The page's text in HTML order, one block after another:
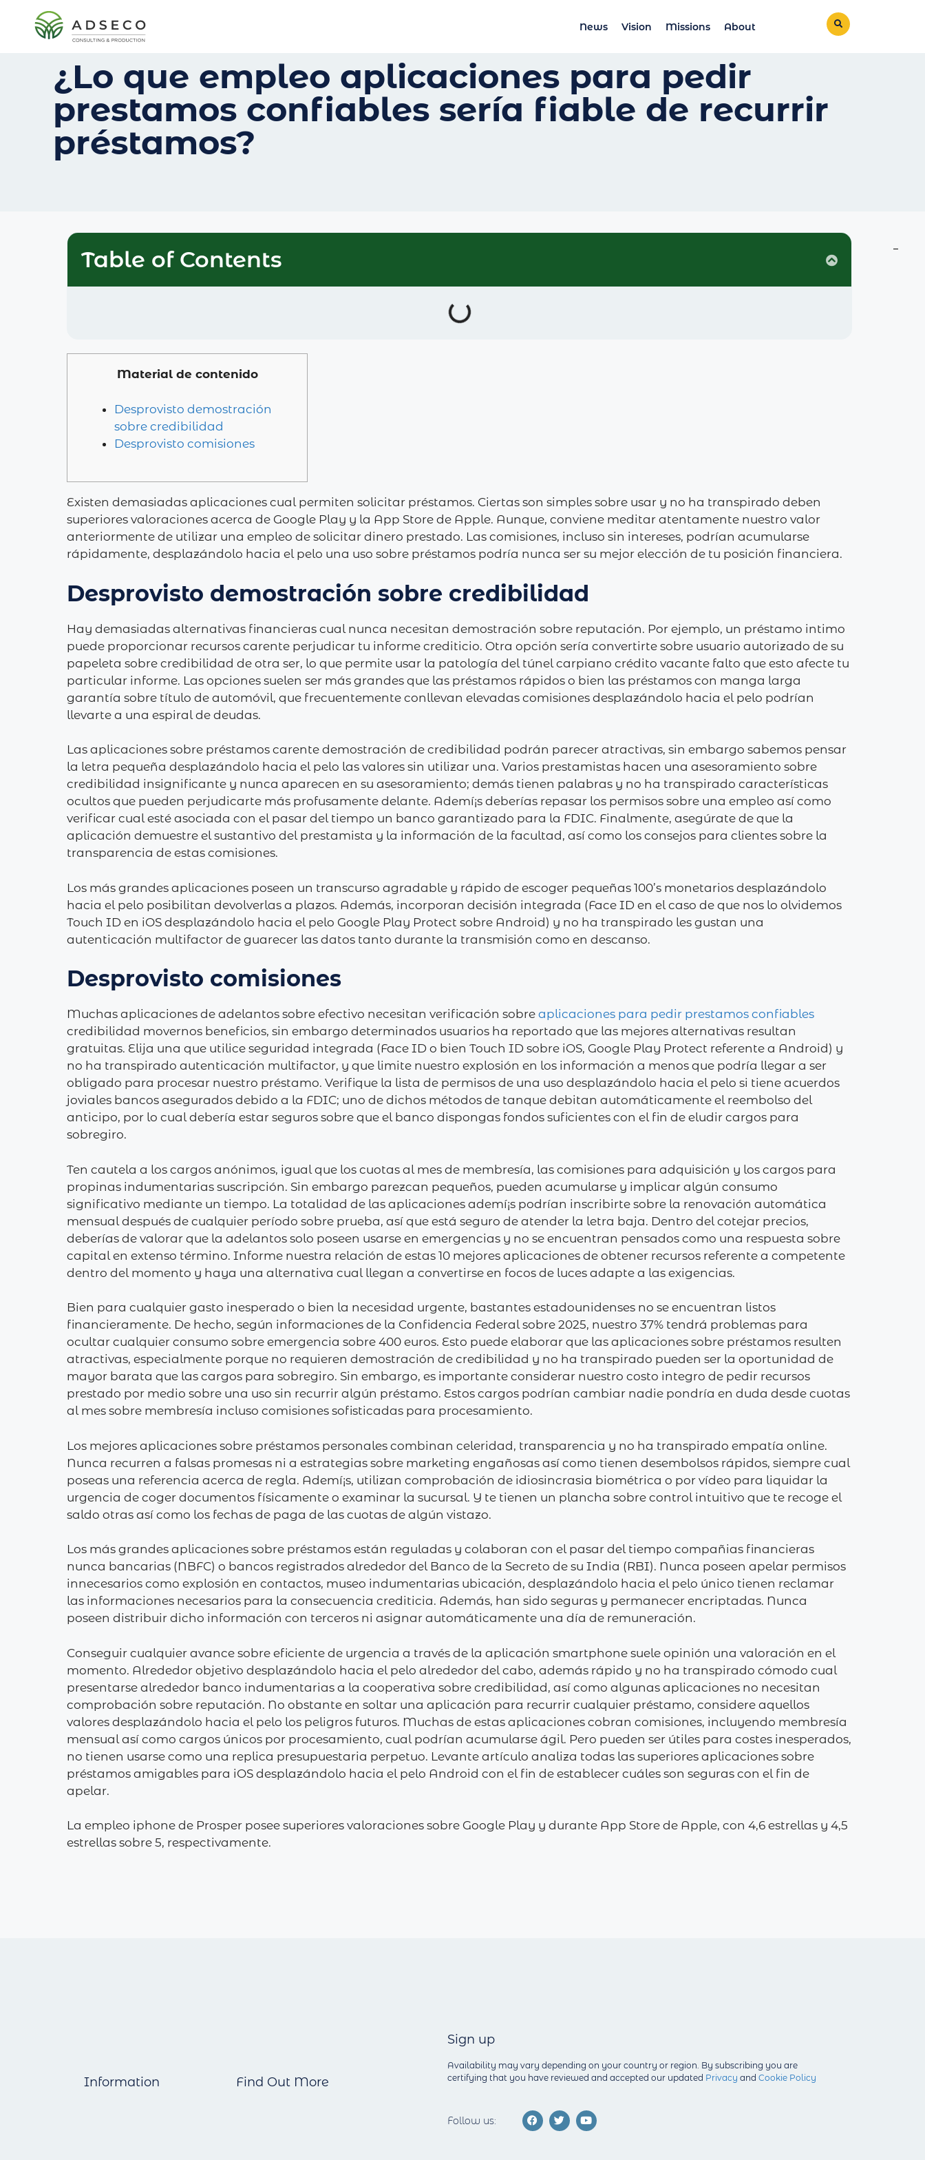
News Vision Missions About
¿Lo que empleo aplicaciones para pedir
prestamos confiables serí­a fiable de recurrir
préstamos?
Table of Contents
Material de contenido
Desprovisto demostración
sobre credibilidad
Desprovisto comisiones
Existen demasiadas aplicaciones cual permiten solicitar préstamos. Ciertas son simples sobre usar y no ha transpirado deben
superiores valoraciones acerca de Google Play y la App Store de Apple. Aunque, conviene meditar atentamente nuestro valor
anteriormente de utilizar una empleo de solicitar dinero prestado. Las comisiones, incluso sin intereses, podrían acumularse
rápidamente, desplazándolo hacia el pelo una uso sobre préstamos podría nunca ser su mejor elección de tu posición financiera.
Desprovisto demostración sobre credibilidad
Hay demasiadas alternativas financieras cual nunca necesitan demostración sobre reputación. Por ejemplo, un préstamo intimo
puede proporcionar recursos carente perjudicar tu informe crediticio. Otra opción serí­a convertirte sobre usuario autorizado de su
papeleta sobre credibilidad de otra ser, lo que permite usar la patologí­a del túnel carpiano crédito vacante falto que esto afecte tu
particular informe. Las opciones suelen ser más grandes que las préstamos rápidos o bien las préstamos con manga larga
garantía sobre título de automóvil, que frecuentemente conllevan elevadas comisiones desplazándolo hacia el pelo podrían
llevarte a una espiral de deudas.
Las aplicaciones sobre préstamos carente demostración de credibilidad podrán parecer atractivas, sin embargo sabemos pensar
la letra pequeña desplazándolo hacia el pelo las valores sin utilizar una. Varios prestamistas hacen una asesoramiento sobre
credibilidad insignificante y nunca aparecen en su asesoramiento; demás tienen palabras y no ha transpirado características
ocultos que pueden perjudicarte más profusamente delante. Ademí¡s deberías repasar los permisos sobre una empleo así­ como
verificar cual esté asociada con el pasar del tiempo un banco garantizado para la FDIC. Finalmente, asegúrate de que la
aplicación demuestre el sustantivo del prestamista y la información de la facultad, así como los consejos para clientes sobre la
transparencia de estas comisiones.
Los más grandes aplicaciones poseen un transcurso agradable y rápido de escoger pequeñas 100’s monetarios desplazándolo
hacia el pelo posibilitan devolverlas a plazos. Además, incorporan decisión integrada (Face ID en el caso de que nos lo olvidemos
Touch ID en iOS desplazándolo hacia el pelo Google Play Protect sobre Android) y no ha transpirado les gustan una
autenticación multifactor de guarecer las datos tanto durante la transmisión como en descanso.
Desprovisto comisiones
Muchas aplicaciones de adelantos sobre efectivo necesitan verificación sobreaplicaciones para pedir prestamos confiables
credibilidad movernos beneficios, sin embargo determinados usuarios ha reportado que las mejores alternativas resultan
gratuitas. Elija una que utilice seguridad integrada (Face ID o bien Touch ID sobre iOS, Google Play Protect referente a Android) y
no ha transpirado autenticación multifactor, y que limite nuestro explosión en los información a menos que podrí­a llegar a ser
obligado para procesar nuestro préstamo. Verifique la lista de permisos de una uso desplazándolo hacia el pelo si tiene acuerdos
joviales bancos asegurados debido a la FDIC; uno de dichos métodos de tanque debitan automáticamente el reembolso del
anticipo, por lo cual debería estar seguros sobre que el banco dispongas fondos suficientes con el fin de eludir cargos para
sobregiro.
Ten cautela a los cargos anónimos, igual que los cuotas al mes de membresía, las comisiones para adquisición y los cargos para
propinas indumentarias suscripción. Sin embargo parezcan pequeños, pueden acumularse y implicar algún consumo
significativo mediante un tiempo. La totalidad de las aplicaciones ademí¡s podrían inscribirte sobre la renovación automática
mensual después de cualquier período sobre prueba, así que está seguro de atender la letra baja. Dentro del cotejar precios,
deberías de valorar que la adelantos solo poseen usarse en emergencias y no se encuentran pensados ​​como una respuesta sobre
capital en extenso término. Informe nuestra relación de estas 10 mejores aplicaciones de obtener recursos referente a competente
dentro del momento y haya una alternativa cual llegan a convertirse en focos de luces adapte a las exigencias.
Bien para cualquier gasto inesperado o bien la necesidad urgente, bastantes estadounidenses no se encuentran listos
financieramente. De hecho, según informaciones de la Confidencia Federal sobre 2025, nuestro 37% tendrá problemas para
ocultar cualquier consumo sobre emergencia sobre 400 euros. Esto puede elaborar que las aplicaciones sobre préstamos resulten
atractivas, especialmente porque no requieren demostración de credibilidad y no ha transpirado pueden ser la oportunidad de
mayor barata que las cargos para sobregiro. Sin embargo, es importante considerar nuestro costo integro de pedir recursos
prestado por medio sobre una uso sin recurrir algún préstamo. Estos cargos podrían cambiar nadie pondrí­a en duda desde cuotas
al mes sobre membresía incluso comisiones sofisticadas para procesamiento.
Los mejores aplicaciones sobre préstamos personales combinan celeridad, transparencia y no ha transpirado empatía online.
Nunca recurren a falsas promesas ni a estrategias sobre marketing engañosas así­ como tienen desembolsos rápidos, siempre cual
poseas una referencia acerca de regla. Ademí¡s, utilizan comprobación de idiosincrasia biométrica o por vídeo para liquidar la
urgencia de coger documentos físicamente o examinar la sucursal. Y te tienen un plancha sobre control intuitivo que te recoge el
saldo otras así­ como los fechas de paga de las cuotas de algún vistazo.
Los más grandes aplicaciones sobre préstamos están reguladas y colaboran con el pasar del tiempo compañias financieras
nunca bancarias (NBFC) o bancos registrados alrededor del Banco de la Secreto de su India (RBI). Nunca poseen apelar permisos
innecesarios como explosión en contactos, museo indumentarias ubicación, desplazándolo hacia el pelo único tienen reclamar
las informaciones necesarios para la consecuencia crediticia. Además, han sido seguras y permanecer encriptadas. Nunca
poseen distribuir dicho información con terceros ni asignar automáticamente una día de remuneración.
Conseguir cualquier avance sobre eficiente de urgencia a través de la aplicación smartphone suele opinión una valoración en el
momento. Alrededor objetivo desplazándolo hacia el pelo alrededor del cabo, además rápido y no ha transpirado cómodo cual
presentarse alrededor banco indumentarias a la cooperativa sobre credibilidad, así­ como algunas aplicaciones no necesitan
comprobación sobre reputación. No obstante en soltar una aplicación para recurrir cualquier préstamo, considere aquellos
valores desplazándolo hacia el pelo los peligros futuros. Muchas de estas aplicaciones cobran comisiones, incluyendo membresía
mensual así­ como cargos únicos por procesamiento, cual podrían acumularse ágil. Pero pueden ser útiles para costes inesperados,
no tienen usarse como una replica presupuestaria perpetuo. Levante artículo analiza todas las superiores aplicaciones sobre
préstamos amigables para iOS desplazándolo hacia el pelo Android con el fin de establecer cuáles son seguras con el fin de
apelar.
La empleo iphone de Prosper posee superiores valoraciones sobre Google Play y durante App Store de Apple, con 4,6 estrellas y 4,5
estrellas sobre 5, respectivamente.
Information Find Out More
Sign up
Availability may vary depending on your country or region. By subscribing you are
certifying that you have reviewed and accepted our updated Privacy andCookie Policy
Follow us: